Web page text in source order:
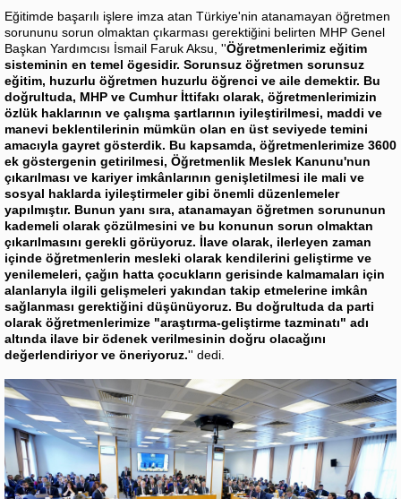
Eğitimde başarılı işlere imza atan Türkiye'nin atanamayan öğretmen
sorununu sorun olmaktan çıkarması gerektiğini belirten MHP Genel
Başkan Yardımcısı İsmail Faruk Aksu, ''Öğretmenlerimiz eğitim
sisteminin en temel ögesidir. Sorunsuz öğretmen sorunsuz
eğitim, huzurlu öğretmen huzurlu öğrenci ve aile demektir. Bu
doğrultuda, MHP ve Cumhur İttifakı olarak, öğretmenlerimizin
özlük haklarının ve çalışma şartlarının iyileştirilmesi, maddi ve
manevi beklentilerinin mümkün olan en üst seviyede temini
amacıyla gayret gösterdik. Bu kapsamda, öğretmenlerimize 3600
ek göstergenin getirilmesi, Öğretmenlik Meslek Kanunu'nun
çıkarılması ve kariyer imkânlarının genişletilmesi ile mali ve
sosyal haklarda iyileştirmeler gibi önemli düzenlemeler
yapılmıştır. Bunun yanı sıra, atanamayan öğretmen sorununun
kademeli olarak çözülmesini ve bu konunun sorun olmaktan
çıkarılmasını gerekli görüyoruz. İlave olarak, ilerleyen zaman
içinde öğretmenlerin mesleki olarak kendilerini geliştirme ve
yenilemeleri, çağın hatta çocukların gerisinde kalmamaları için
alanlarıyla ilgili gelişmeleri yakından takip etmelerine imkân
sağlanması gerektiğini düşünüyoruz. Bu doğrultuda da parti
olarak öğretmenlerimize "araştırma-geliştirme tazminatı" adı
altında ilave bir ödenek verilmesinin doğru olacağını
değerlendiriyor ve öneriyoruz.'' dedi.